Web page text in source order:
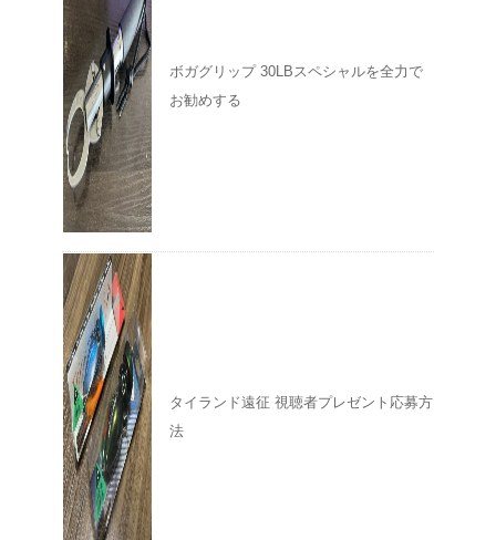
ボガグリップ 30LBスペシャルを全力で
お勧めする
タイランド遠征 視聴者プレゼント応募方
法